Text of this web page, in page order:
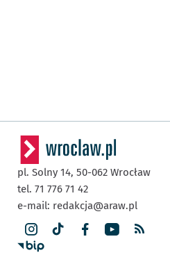
pl. Solny 14, 50-062 Wrocław
tel. 71 776 71 42
e-mail: redakcja@araw.pl